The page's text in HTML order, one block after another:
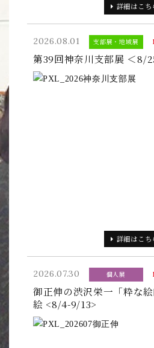
詳細はこち
2026.08.01 支部展・地域展
第39回神奈川支部展 ＜8/
詳細はこち
2026.07.30 個人展
御正伸の渋沢栄一「粋な
絵 <8/4-9/13>